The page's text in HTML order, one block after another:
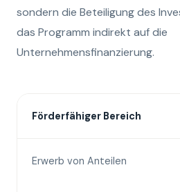
sondern die Beteiligung des
das Programm indirekt auf die
Unternehmensfinanzierung.
Förderfähiger Bereich
Erwerb von Anteilen